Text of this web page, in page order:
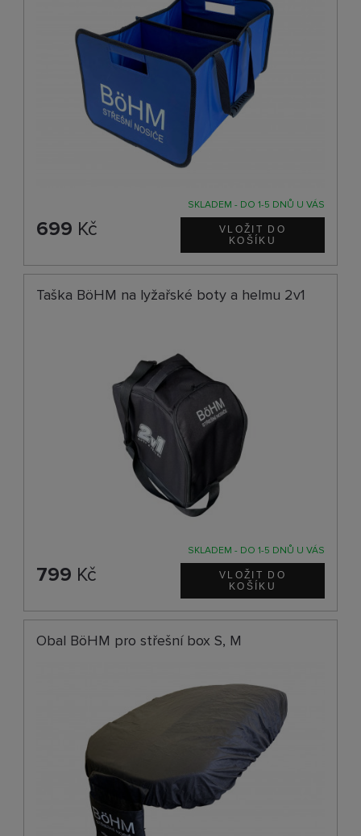
SKLADEM - DO 1-5 DNŮ U VÁS
699 Kč
Taška BöHM na lyžařské boty a helmu 2v1
SKLADEM - DO 1-5 DNŮ U VÁS
799 Kč
Obal BöHM pro střešní box S, M